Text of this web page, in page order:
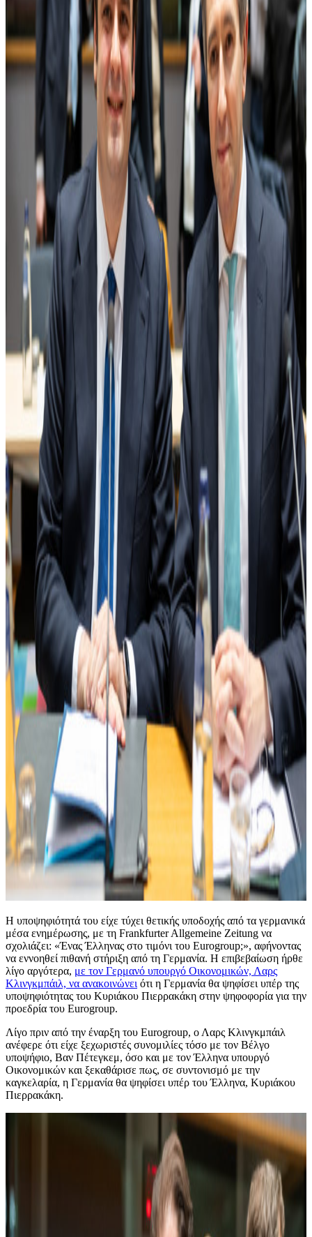
Η υποψηφιότητά του είχε τύχει θετικής υποδοχής από τα γερμανικά
μέσα ενημέρωσης, με τη Frankfurter Allgemeine Zeitung να
σχολιάζει: «Ένας Έλληνας στο τιμόνι του Eurogroup;», αφήνοντας
να εννοηθεί πιθανή στήριξη από τη Γερμανία. Η επιβεβαίωση ήρθε
λίγο αργότερα, με τον Γερμανό υπουργό Οικονομικών, Λαρς
Κλινγκμπάιλ, να ανακοινώνειότι η Γερμανία θα ψηφίσει υπέρ της
υποψηφιότητας του Κυριάκου Πιερρακάκη στην ψηφοφορία για την
προεδρία του Eurogroup.
Λίγο πριν από την έναρξη του Eurogroup, ο Λαρς Κλινγκμπάιλ
ανέφερε ότι είχε ξεχωριστές συνομιλίες τόσο με τον Βέλγο
υποψήφιο, Βαν Πέτεγκεμ, όσο και με τον Έλληνα υπουργό
Οικονομικών και ξεκαθάρισε πως, σε συντονισμό με την
καγκελαρία, η Γερμανία θα ψηφίσει υπέρ του Έλληνα, Κυριάκου
Πιερρακάκη.